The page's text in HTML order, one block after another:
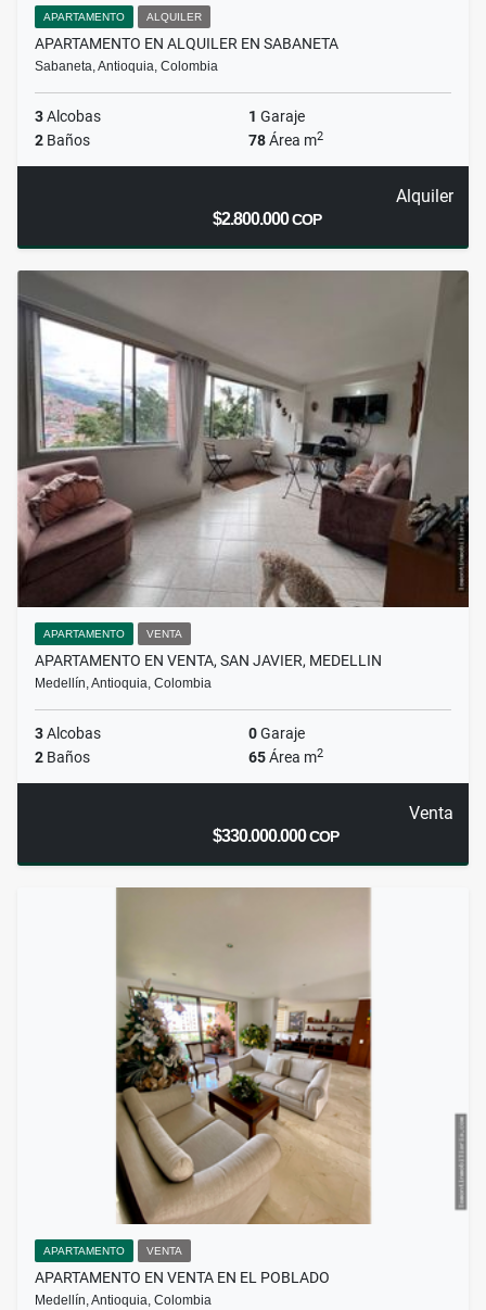
APARTAMENTO ALQUILER
APARTAMENTO EN ALQUILER EN SABANETA
Sabaneta, Antioquia, Colombia
3Alcobas 1 Garaje
2 Baños 78Área m2
Alquiler
$2.800.000COP
APARTAMENTO VENTA
APARTAMENTO EN VENTA, SAN JAVIER, MEDELLIN
Medellín, Antioquia, Colombia
3Alcobas 0Garaje
2 Baños 65Área m2
Venta
$330.000.000COP
APARTAMENTO VENTA
APARTAMENTO EN VENTA EN EL POBLADO
Medellín, Antioquia, Colombia